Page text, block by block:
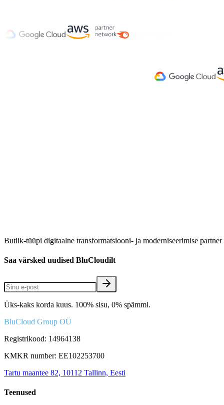
Butiik-tüüpi digitaalne transformatsiooni- ja moderniseerimise
Saa värsked uudised BluCloudilt
Üks-kaks korda kuus. 100% sisu, 0% spämmi.
BluCloud Group OÜ
Registrikood: 14964138
KMKR number: EE102253700
Tartu maantee 82, 10112 Tallinn, Eesti
Teenused